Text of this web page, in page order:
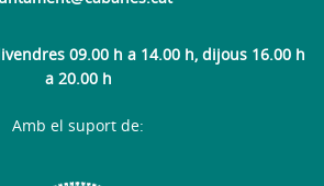
09.00 h a 14.00 h, dijous 16.00 h
a 20.00 h
Amb el suport de: